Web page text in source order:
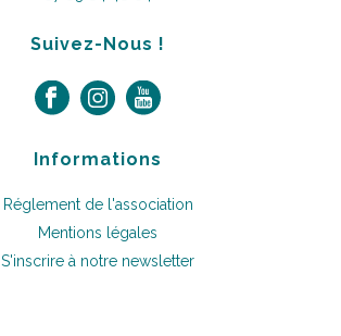
Suivez-Nous !
Informations
Réglement de l'association
Mentions légales
S'inscrire à notre newsletter